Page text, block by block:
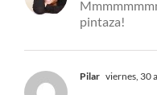
pintaza!
Pilar viernes, 30